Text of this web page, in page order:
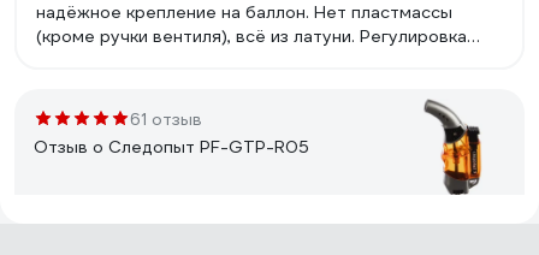
надёжное крепление на баллон. Нет пластмассы
(кроме ручки вентиля), всё из латуни. Регулировка
теплопроизводительность. Приемлемая цена при
таких параметрах.
61 отзыв
Отзыв о Следопыт PF-GTP-R05